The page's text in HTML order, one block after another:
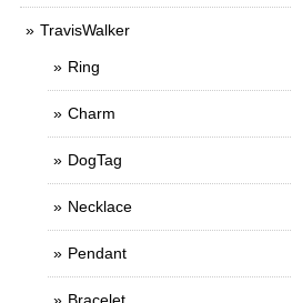
TravisWalker
Ring
Charm
DogTag
Necklace
Pendant